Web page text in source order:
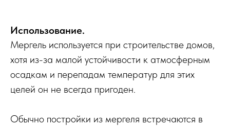
Использование.
Мергель используется при строительстве домов,
хотя из-за малой устойчивости к атмосферным
осадкам и перепадам температур для этих
целей он не всегда пригоден.
Обычно постройки из мергеля встречаются в